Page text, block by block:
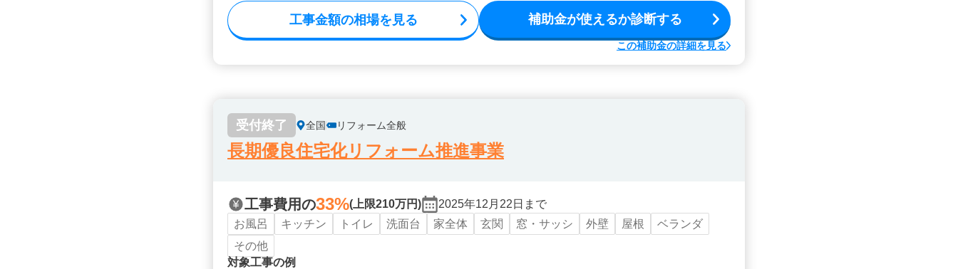
工事金額の相場を見る 補助金が使えるか診断する
この補助金の詳細を見る
受付終了 全国 リフォーム全般
長期優良住宅化リフォーム推進事業
工事費用の33%(上限210万円)
2025年12月22日まで
お風呂
キッチン トイレ 洗面台 家全体 玄関 窓・サッシ 外壁 屋根
ベランダ
その他
対象工事の例